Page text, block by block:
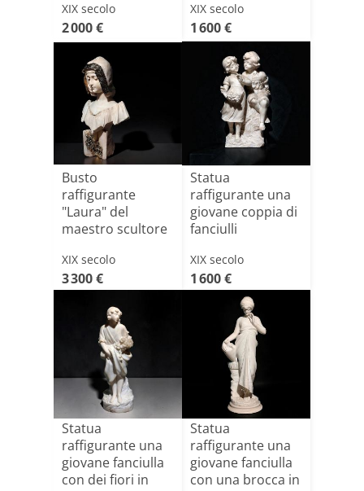
XIX secolo
2 000 €
XIX secolo
1 600 €
Busto
raffigurante
"Laura" del
maestro scultore
[...]
XIX secolo
3 300 €
Statua
raffigurante una
giovane coppia di
fanciulli
XIX secolo
1 600 €
Statua
raffigurante una
giovane fanciulla
con dei fiori in
Statua
raffigurante una
giovane fanciulla
con una brocca in